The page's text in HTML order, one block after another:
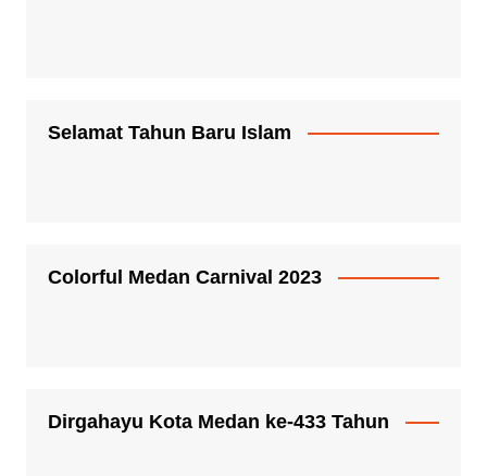
Selamat Tahun Baru Islam
Colorful Medan Carnival 2023
Dirgahayu Kota Medan ke-433 Tahun